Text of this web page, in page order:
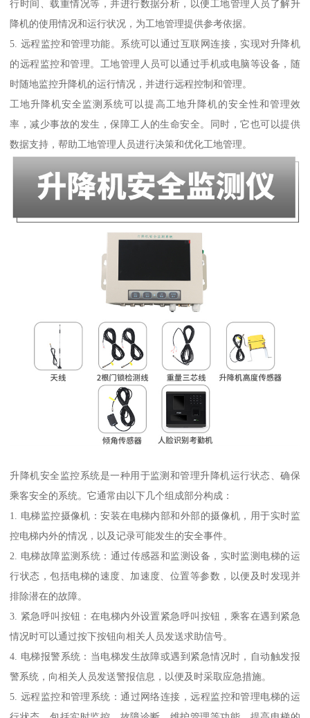
行时间、载重情况等，并进行数据分析，以便工地管理人员了解升
降机的使用情况和运行状况，为工地管理提供参考依据。
5. 远程监控和管理功能。系统可以通过互联网连接，实现对升降机
的远程监控和管理。工地管理人员可以通过手机或电脑等设备，随
时随地监控升降机的运行情况，并进行远程控制和管理。
工地升降机安全监测系统可以提高工地升降机的安全性和管理效
率，减少事故的发生，保障工人的生命安全。同时，它也可以提供
数据支持，帮助工地管理人员进行决策和优化工地管理。
升降机安全监控系统是一种用于监测和管理升降机运行状态、确保
乘客安全的系统。它通常由以下几个组成部分构成：
1. 电梯监控摄像机：安装在电梯内部和外部的摄像机，用于实时监
控电梯内外的情况，以及记录可能发生的安全事件。
2. 电梯故障监测系统：通过传感器和监测设备，实时监测电梯的运
行状态，包括电梯的速度、加速度、位置等参数，以便及时发现并
排除潜在的故障。
3. 紧急呼叫按钮：在电梯内外设置紧急呼叫按钮，乘客在遇到紧急
情况时可以通过按下按钮向相关人员发送求助信号。
4. 电梯报警系统：当电梯发生故障或遇到紧急情况时，自动触发报
警系统，向相关人员发送警报信息，以便及时采取应急措施。
5. 远程监控和管理系统：通过网络连接，远程监控和管理电梯的运